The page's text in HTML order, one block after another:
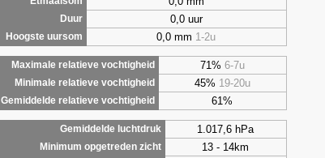
Duur 0,0 uur
Hoogste uursom 0,0 mm 1-2u
Maximale relatieve vochtigheid
71% 6-7u
Minimale relatieve vochtigheid 45% 19-20u
Gemiddelde relatieve vochtigheid 61%
Gemiddelde luchtdruk
1.017,6 hPa
Minimum opgetreden zicht 13 - 14km